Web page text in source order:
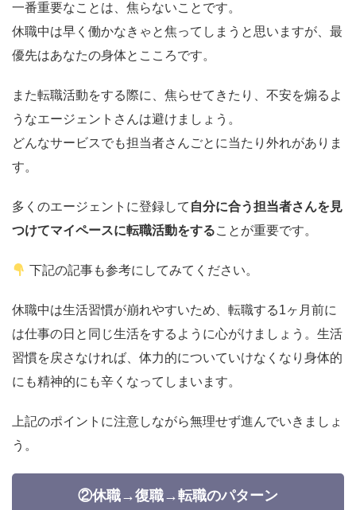
一番重要なことは、 焦らないこと です。
休職中は早く働かなきゃと焦ってしまうと思いますが、最
優先はあなたの身体とこころです。
また転職活動をする際に、焦らせてきたり、不安を煽るよ
うなエージェントさんは避けましょう。
どんなサービスでも担当者さんごとに当たり外れがありま
す。
多くのエージェントに登録して 自分に合う担当者さんを見
つけてマイペースに転職活動をすることが重要です。
下記の記事も参考にしてみてください。
休職中は生活習慣が崩れやすいため、転職する1ヶ月前に
は仕事の日と同じ生活をするように心がけましょう。生活
習慣を戻さなければ、体力的についていけなくなり身体的
にも精神的にも辛くなってしまいます。
上記のポイントに注意しながら無理せず進んでいきましょ
う。
②休職→復職→転職のパターン